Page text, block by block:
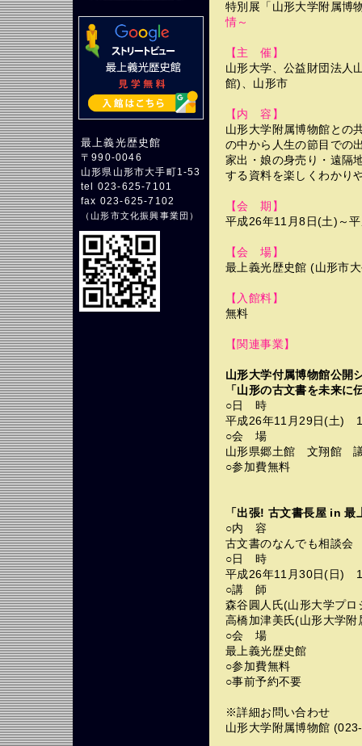
最上義光歴史館
〒990-0046
山形県山形市大手町1-53
tel 023-625-7101
fax 023-625-7102
（山形市文化振興事業団 ）
特別展「山形大学附属博
情～
【主 催】
山形大学、公益財団法人
館)、山形市
【内 容】
山形大学附属博物館との
の中から人生の節目での
家出・娘の身売り・遠隔
する資料を楽しくわかり
【会 期】
平成26年11月8日(土)～
【会 場】
最上義光歴史館 (山形市
【入館料】
無料
【関連事業】
山形大学付属博物館公開
「山形の古文書を未来に
○日 時
平成26年11月29日(土)
○会 場
山形県郷土館 文翔館
○参加費無料
「出張! 古文書長屋 in 最
○内 容
古文書のなんでも相談会
○日 時
平成26年11月30日(日)
○講 師
森谷圓人氏(山形大学プロ
高橋加津美氏(山形大学附
○会 場
最上義光歴史館
○参加費無料
○事前予約不要
※詳細お問い合わせ
山形大学附属博物館